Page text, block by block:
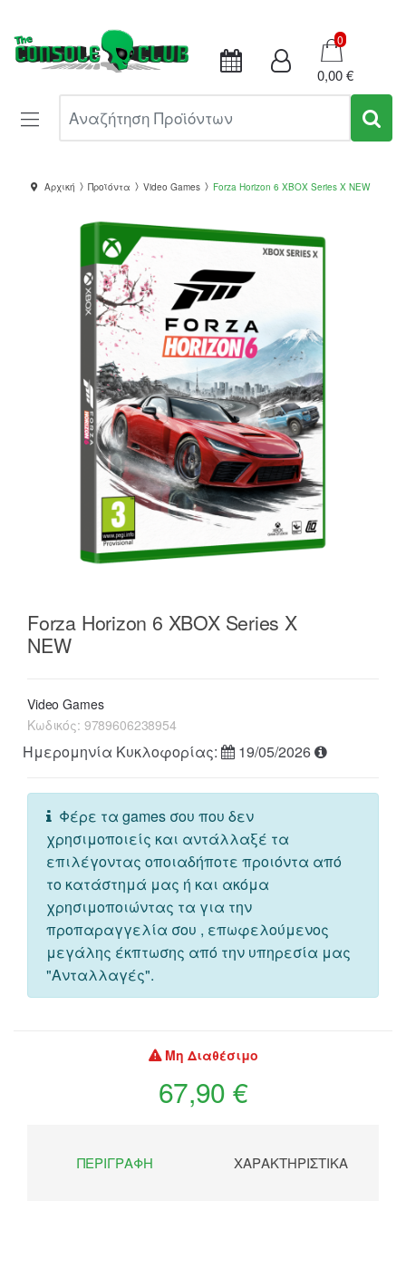
Καλάθι
0
0,00 €
Αρχική Προϊόντα Video Games Forza Horizon 6 XBOX Series X NEW
Forza Horizon 6 XBOX Series X
NEW
Video Games
Κωδικός: 9789606238954
Ημερομηνία Κυκλοφορίας: 19/05/2026
Φέρε τα games σου που δεν
χρησιμοποιείς και αντάλλαξέ τα
επιλέγοντας οποιαδήποτε προιόντα από
το κατάστημά μας ή και ακόμα
χρησιμοποιώντας τα για την
προπαραγγελία σου , επωφελούμενος
μεγάλης έκπτωσης από την υπηρεσία μας
"Ανταλλαγές".
Μη Διαθέσιμο
67,90 €
ΠΕΡΙΓΡΑΦΉ ΧΑΡΑΚΤΗΡΙΣΤΙΚΆ